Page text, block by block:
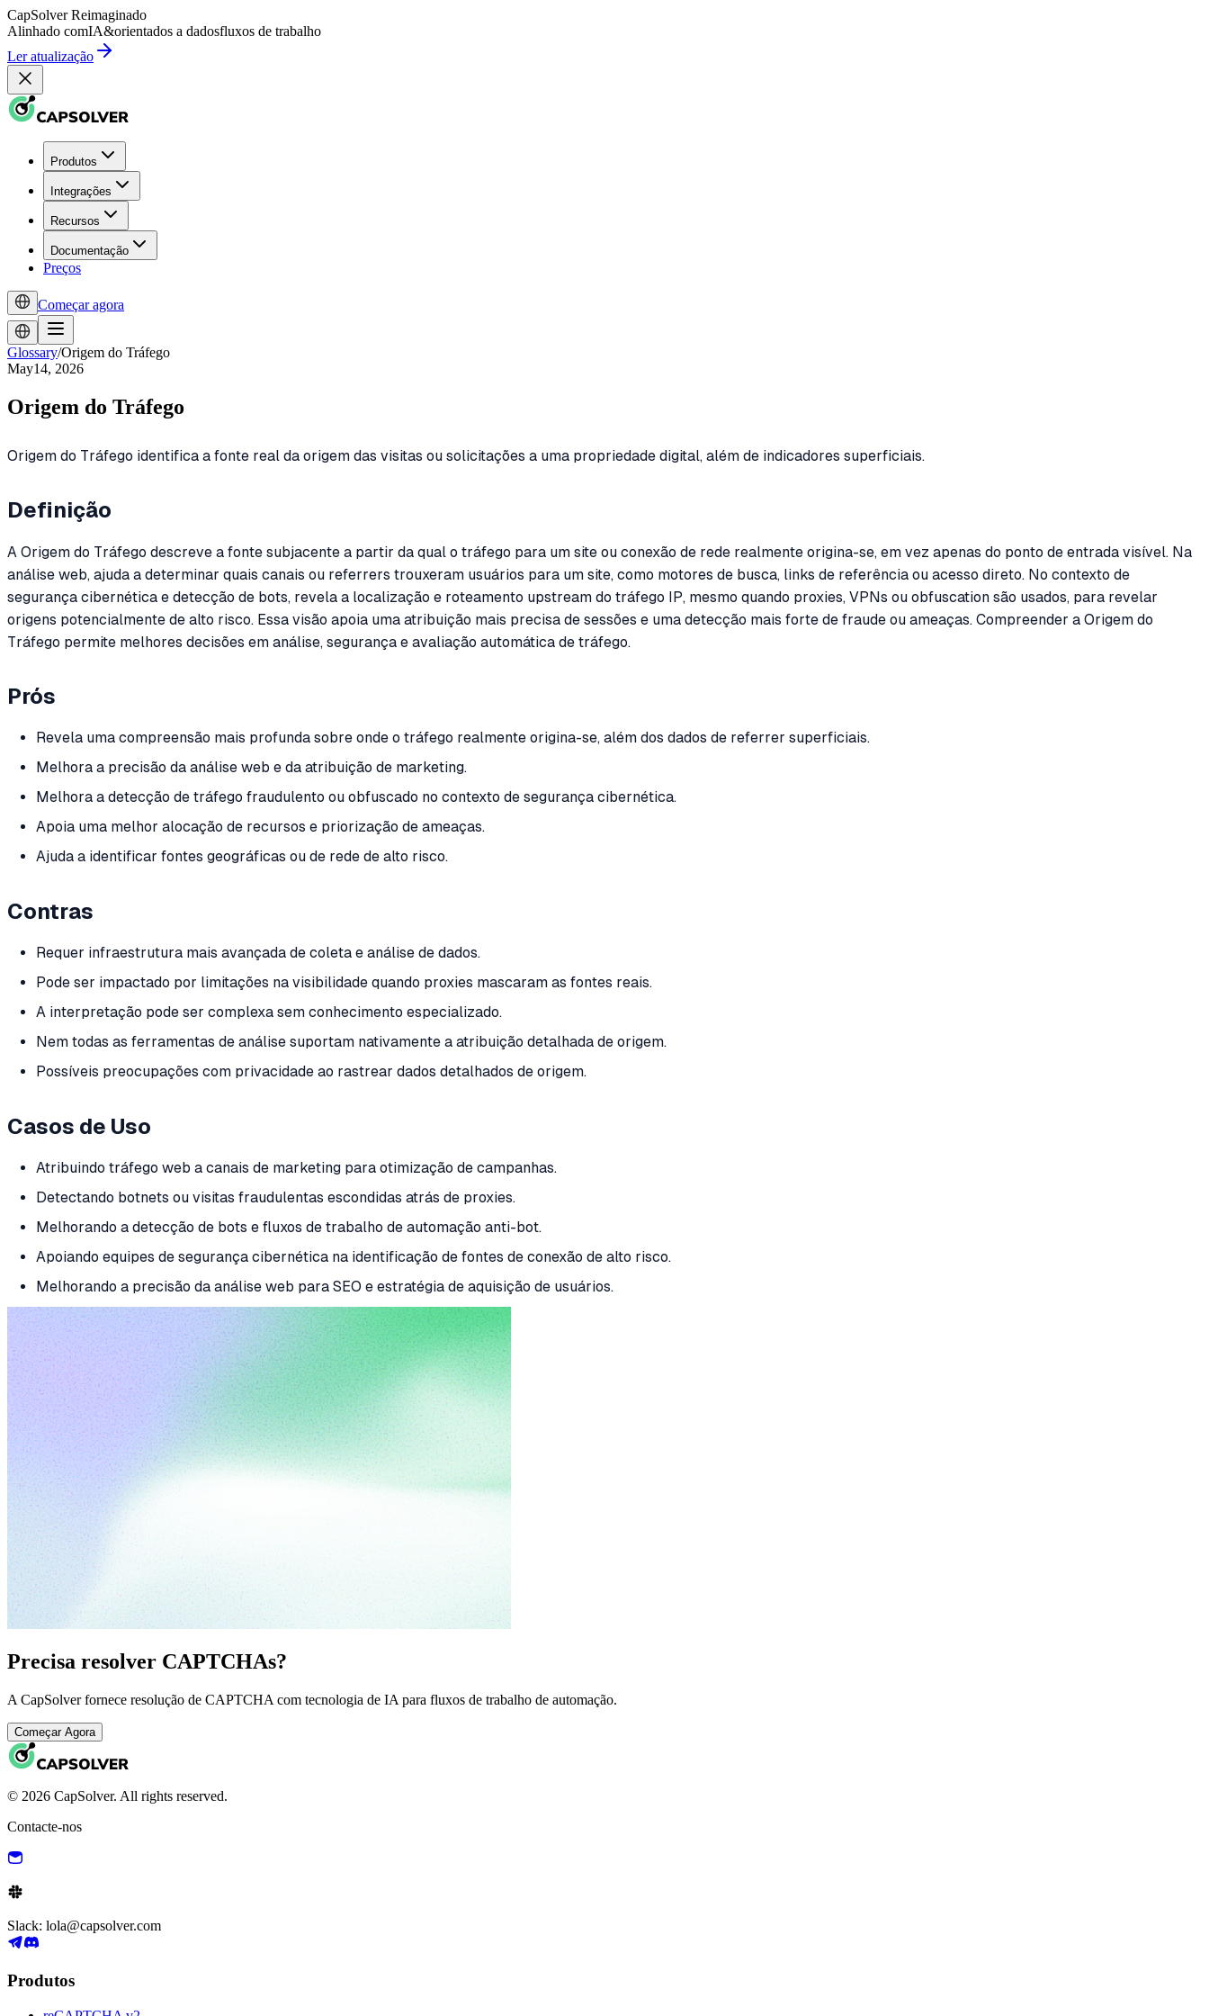
CapSolver Reimaginado
Alinhado comIA&orientados a dadosfluxos de trabalho
Ler atualização
Produtos
Integrações
Recursos
Documentação
Preços
Começar agora
Glossary/Origem do Tráfego
May14, 2026
Origem do Tráfego
Origem do Tráfego identifica a fonte real da origem das visitas ou solicitações a uma propriedade digital, além de indicadores superficiais.
Definição
A Origem do Tráfego descreve a fonte subjacente a partir da qual o tráfego para um site ou conexão de rede realmente origina-se, em vez apenas do ponto de entrada visível. Na
análise web, ajuda a determinar quais canais ou referrers trouxeram usuários para um site, como motores de busca, links de referência ou acesso direto. No contexto de
segurança cibernética e detecção de bots, revela a localização e roteamento upstream do tráfego IP, mesmo quando proxies, VPNs ou obfuscation são usados, para revelar
origens potencialmente de alto risco. Essa visão apoia uma atribuição mais precisa de sessões e uma detecção mais forte de fraude ou ameaças. Compreender a Origem do
Tráfego permite melhores decisões em análise, segurança e avaliação automática de tráfego.
Prós
Revela uma compreensão mais profunda sobre onde o tráfego realmente origina-se, além dos dados de referrer superficiais.
Melhora a precisão da análise web e da atribuição de marketing.
Melhora a detecção de tráfego fraudulento ou obfuscado no contexto de segurança cibernética.
Apoia uma melhor alocação de recursos e priorização de ameaças.
Ajuda a identificar fontes geográficas ou de rede de alto risco.
Contras
Requer infraestrutura mais avançada de coleta e análise de dados.
Pode ser impactado por limitações na visibilidade quando proxies mascaram as fontes reais.
A interpretação pode ser complexa sem conhecimento especializado.
Nem todas as ferramentas de análise suportam nativamente a atribuição detalhada de origem.
Possíveis preocupações com privacidade ao rastrear dados detalhados de origem.
Casos de Uso
Atribuindo tráfego web a canais de marketing para otimização de campanhas.
Detectando botnets ou visitas fraudulentas escondidas atrás de proxies.
Melhorando a detecção de bots e fluxos de trabalho de automação anti-bot.
Apoiando equipes de segurança cibernética na identificação de fontes de conexão de alto risco.
Melhorando a precisão da análise web para SEO e estratégia de aquisição de usuários.
Precisa resolver CAPTCHAs?
A CapSolver fornece resolução de CAPTCHA com tecnologia de IA para fluxos de trabalho de automação.
Começar Agora
© 2026 CapSolver. All rights reserved.
Contacte-nos
Slack: lola@capsolver.com
Produtos